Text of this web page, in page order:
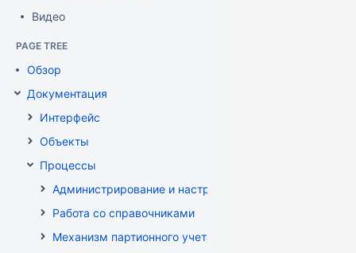
Видео
PAGE TREE
Обзор
Документация
Интерфейс
Объекты
Процессы
Администрирование и настройка
Работа со справочниками
Механизм партионного учета